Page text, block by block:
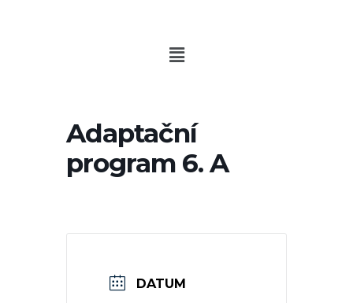
Adaptační
program 6. A
DATUM